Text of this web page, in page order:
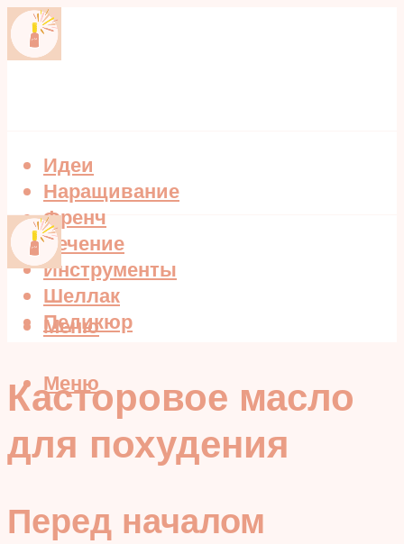
Идеи
Наращивание
Френч
Лечение
Инструменты
Шеллак
Педикюр
Меню
Меню
Касторовое масло
для похудения
Перед началом